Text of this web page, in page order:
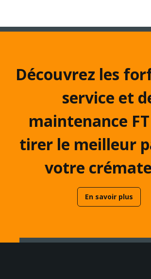
Découvrez les
service et
maintenance
tirer le meilleur
votre
En savoir plus